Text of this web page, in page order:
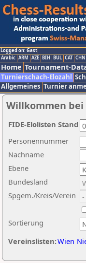
Logged on: Gast
Arabic ARM AZE BIH BUL CAT CHN
Home Tournament-
Turnierschach-Elozahl
Allgemeines Turnier
Willkommen bei
Nachname
Ebene
Sortierung
Personennummer
Bundesland
Spgem./Kreis/Verein
Vereinslisten:Wien
FIDE-Elolisten Stand